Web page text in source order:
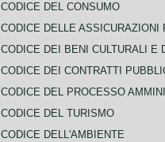
CODICE DEL CONSUMO
CODICE DELLE ASSICURAZIONI
CODICE DEI BENI CULTURALI E
CODICE DEI CONTRATTI
CODICE DEL PROCESSO
CODICE DEL TURISMO
CODICE DELL'AMBIENTE